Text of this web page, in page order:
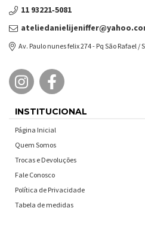
11 93221‑5081‬
Av. Paulo nunes felix 274 - Pq São Rafael /
INSTITUCIONAL
Página Inicial
Quem Somos
Trocas e Devoluções
Fale Conosco
Política de Privacidade
Tabela de medidas